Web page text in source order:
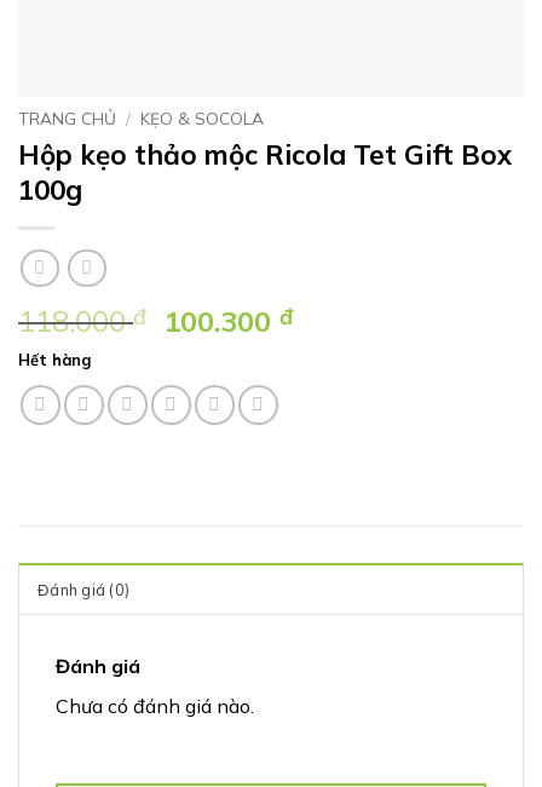
TRANG CHỦ / KẸO & SOCOLA
Hộp kẹo thảo mộc Ricola Tet Gift Box
100g
118.000đ
Giá
là:
118.000 ₫.
100.300đGiá
Hết hàng
Đánh giá (0)
Đánh giá
Chưa có đánh giá nào.